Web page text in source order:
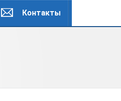
Контакты